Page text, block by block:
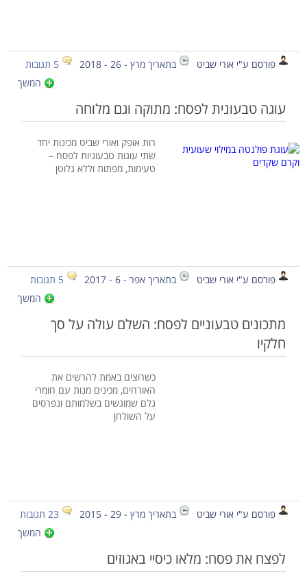
פורסם ע"י אורי שביט בתאריך מרץ - 26 - 2018
5 תגובות
המשך
עוגה טבעונית לפסח: מתוקה וגם מלוחה
רות אופק ואורי שביט מכינות יחד
שתי עוגות טבעוניות לפסח –
טעימות, מפתות וללא גלוטן
פורסם ע"י אורי שביט בתאריך אפר - 6 - 2017
5 תגובות
המשך
מתכונים טבעוניים לפסח: השלם עולה על סך
חלקיו
כשרוצים באמת להרשים את
האורחים, מכינים מנות עם חומרי
גלם שמוגשים בשלמותם ונפרסים
על השולחן
פורסם ע"י אורי שביט בתאריך מרץ - 29 - 2015
23 תגובות
המשך
לפצח את פסח: מלאו כיסיי באגוזים